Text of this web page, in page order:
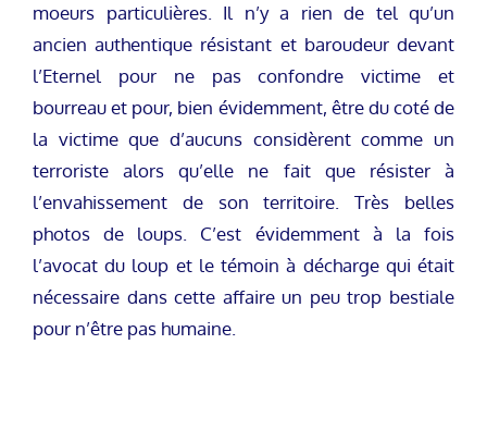
moeurs particulières. Il n’y a rien de tel qu’un
ancien authentique résistant et baroudeur devant
l’Eternel pour ne pas confondre victime et
bourreau et pour, bien évidemment, être du coté de
la victime que d’aucuns considèrent comme un
terroriste alors qu’elle ne fait que résister à
l’envahissement de son territoire. Très belles
photos de loups. C’est évidemment à la fois
l’avocat du loup et le témoin à décharge qui était
nécessaire dans cette affaire un peu trop bestiale
pour n’être pas humaine.